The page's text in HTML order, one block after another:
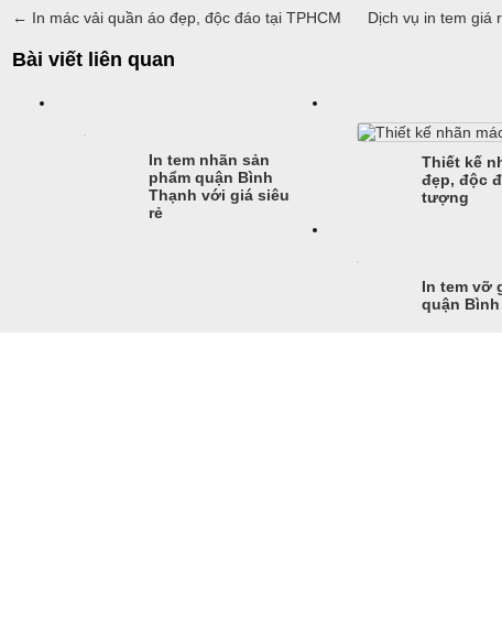
← In mác vải quần áo đẹp, độc đáo tại TPHCM Dịch vụ in tem giá
Bài viết liên quan
In tem nhãn sản
phẩm quận Bình
Thạnh với giá siêu
rẻ
Thiết kế
đẹp, độc
tượng
In tem vỡ
quận